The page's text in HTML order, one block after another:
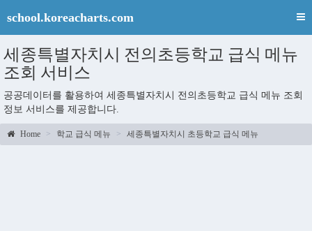
school.koreacharts.com
세종특별자치시 전의초등학교 급식 메뉴
조회 서비스
공공데이터를 활용하여 세종특별자치시 전의초등학교 급식 메뉴 조회
정보 서비스를 제공합니다.
Home 학교 급식 메뉴 세종특별자치시 초등학교 급식 메뉴